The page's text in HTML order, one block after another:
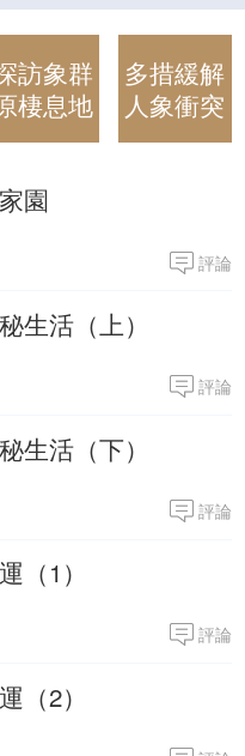
訪象群
棲息地
多措緩解
人象衝突
園
評論
生活（上）
評論
生活（下）
評論
（1）
評論
（2）